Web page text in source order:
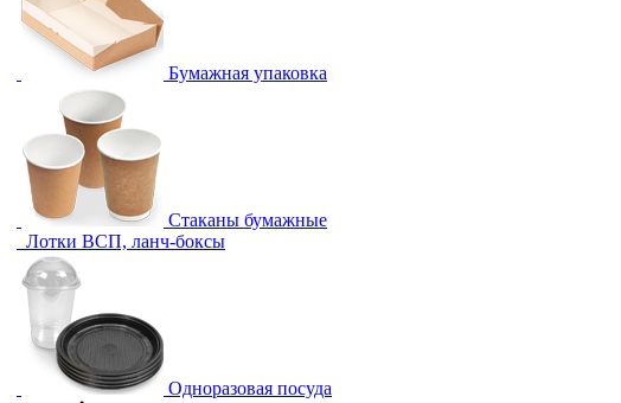
Бумажная упаковка
Стаканы бумажные
Лотки ВСП, ланч-боксы
Одноразовая посуда